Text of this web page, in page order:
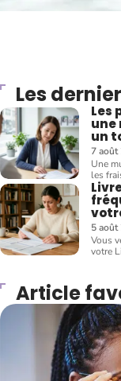
Les
Les
une
un
7 août
Une
les
5 août
Vous
votre
Article